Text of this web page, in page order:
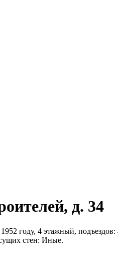
д. 34
году, 4 этажный,
стен: Иные.